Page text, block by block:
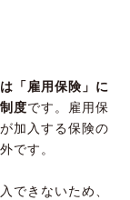
「雇用保険」に
度です。雇用保
加入する保険の
です。
できないため、